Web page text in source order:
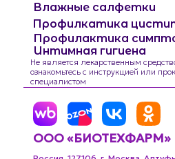
Влажные салфетки
Профилкатика
Профилактика
Интимная гигиена
Не является лекарственным
ознакомьтесь с инструкцией или
специалистом
ООО «БИОТЕХФАРМ»